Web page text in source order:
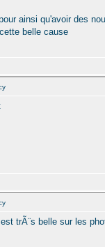
ainsi qu'avoir des
belle cause
trÃ¨s belle sur les